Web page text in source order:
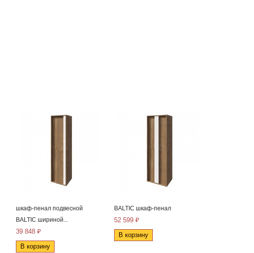
шкаф-пенал подвесной
BALTIC шириной...
39 848 ₽
В корзину
BALTIC шкаф-пенал
52 599 ₽
В корзину